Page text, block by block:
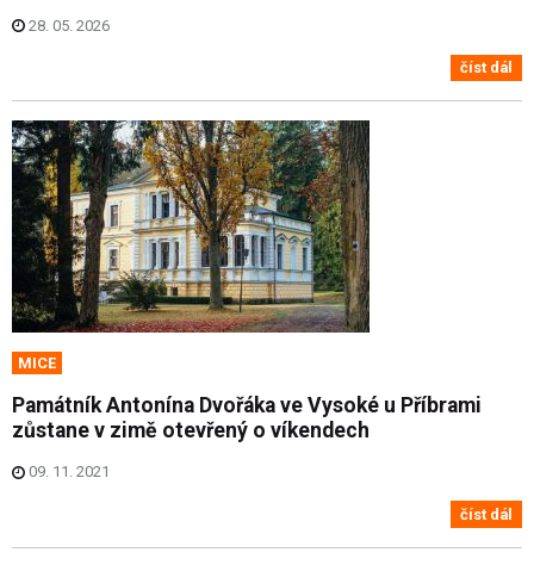
28. 05. 2026
číst dál
MICE
Památník Antonína Dvořáka ve Vysoké u Příbrami
zůstane v zimě otevřený o víkendech
09. 11. 2021
číst dál